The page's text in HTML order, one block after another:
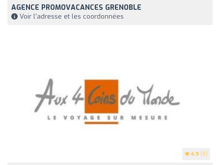
AGENCE PROMOVACANCES GRENOBLE
Voir l'adresse et les coordonnées
4.9 (9)